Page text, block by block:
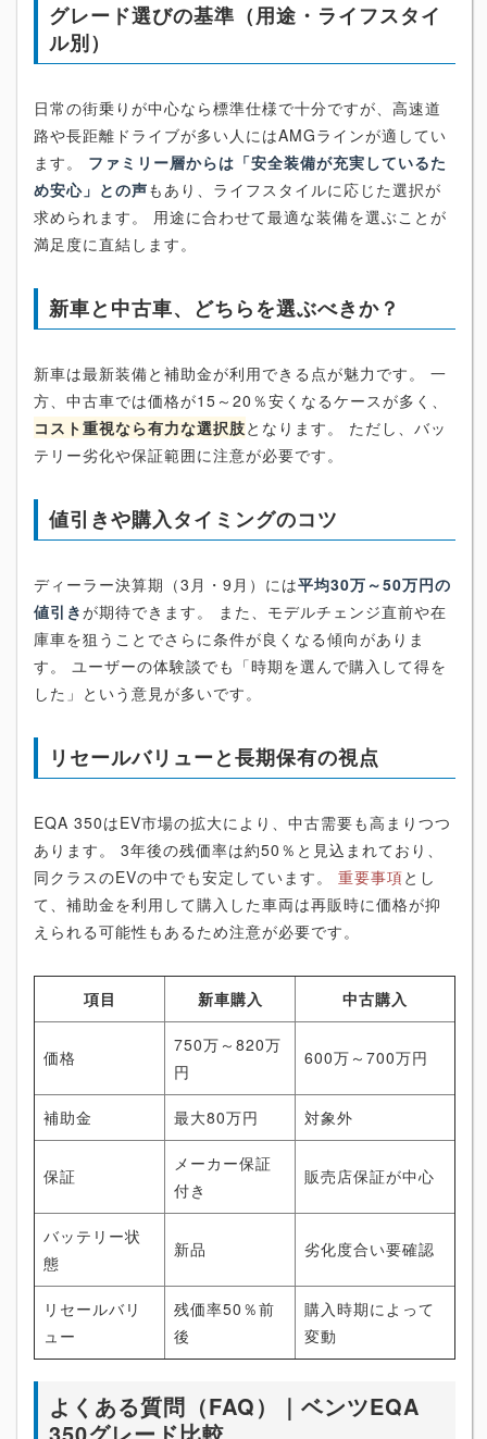
グレード選びの基準（用途・ライフスタイ
ル別）
日常の街乗りが中心なら標準仕様で十分ですが、高速道
路や長距離ドライブが多い人にはAMGラインが適してい
ます。 ファミリー層からは「安全装備が充実しているた
め安心」との声もあり、ライフスタイルに応じた選択が
求められます。 用途に合わせて最適な装備を選ぶことが
満足度に直結します。
新車と中古車、どちらを選ぶべきか？
新車は最新装備と補助金が利用できる点が魅力です。 一
方、中古車では価格が15～20％安くなるケースが多く、
コスト重視なら有力な選択肢となります。 ただし、バッ
テリー劣化や保証範囲に注意が必要です。
値引きや購入タイミングのコツ
ディーラー決算期（3月・9月）には平均30万～50万円の
値引きが期待できます。 また、モデルチェンジ直前や在
庫車を狙うことでさらに条件が良くなる傾向がありま
す。 ユーザーの体験談でも「時期を選んで購入して得を
した」という意見が多いです。
リセールバリューと長期保有の視点
EQA 350はEV市場の拡大により、中古需要も高まりつつ
あります。 3年後の残価率は約50％と見込まれており、
同クラスのEVの中でも安定しています。 重要事項とし
て、補助金を利用して購入した車両は再販時に価格が抑
えられる可能性もあるため注意が必要です。
項目 新車購入 中古購入
価格
750万～820万
円
600万～700万円
補助金 最大80万円 対象外
保証
メーカー保証
付き
販売店保証が中心
バッテリー状
態
新品 劣化度合い要確認
リセールバリ
ュー
残価率50％前
後
購入時期によって
変動
よくある質問（FAQ）｜ベンツEQA